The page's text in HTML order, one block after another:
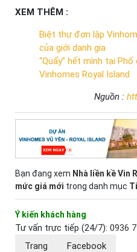
XEM THÊM :
Biệt thự đơn lập
của giới danh gia
“Quẩy” hết mình tại
Vinhomes Royal Island
Nguồn :
Bạn đang xem Nhà liền kề Vin
mức giá mới trong danh mục
Ý kiến khách hàng
Tư vấn trực tiếp (24/7): 0936
Trang
Facebook